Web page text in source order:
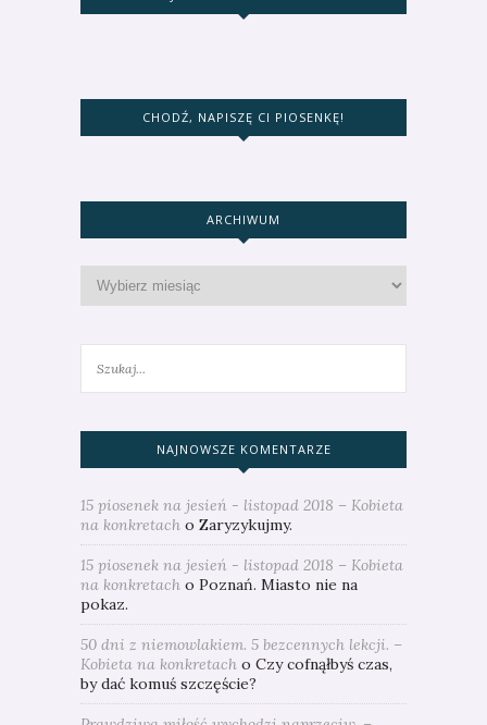
CHODŹ, NAPISZĘ CI PIOSENKĘ!
ARCHIWUM
NAJNOWSZE KOMENTARZE
15 piosenek na jesień - listopad 2018 – Kobieta
na konkretach o Zaryzykujmy.
15 piosenek na jesień - listopad 2018 – Kobieta
na konkretach o Poznań. Miasto nie na
pokaz.
50 dni z niemowlakiem. 5 bezcennych lekcji. –
Kobieta na konkretach o Czy cofnąłbyś czas,
by dać komuś szczęście?